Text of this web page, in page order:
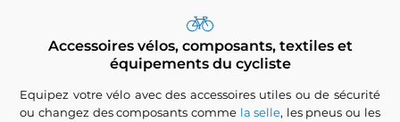
Accessoires vélos, composants, textiles et
équipements du cycliste
Equipez votre vélo avec des accessoires utiles ou de sécurité
ou changez des composants comme la selle, les pneus ou les